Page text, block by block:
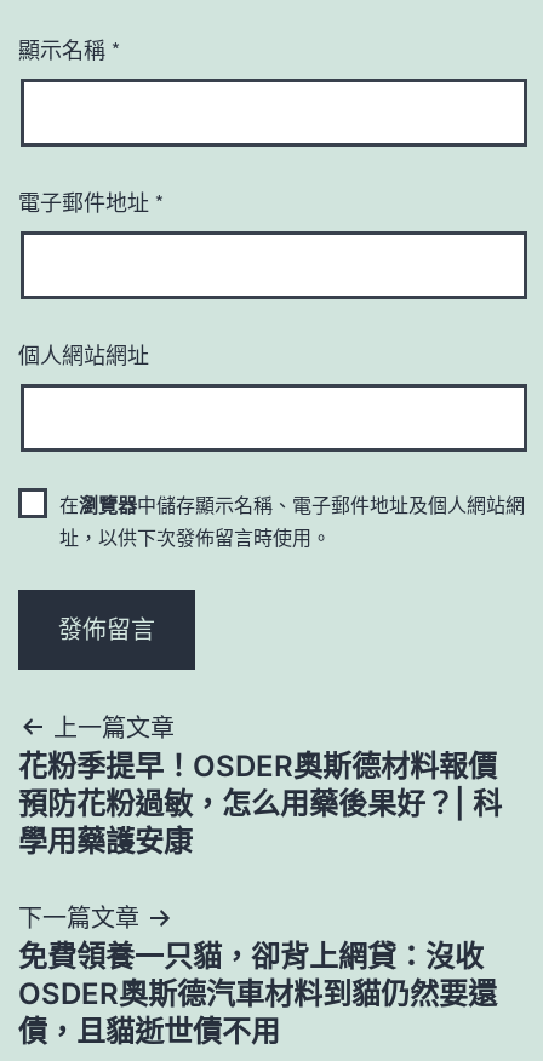
顯示名稱 *
電子郵件地址 *
個人網站網址
在瀏覽器中儲存顯示名稱、電子郵件地址及個人網站網
址，以供下次發佈留言時使用。
文
章
導
覽
上一篇文章
花粉季提早！OSDER奧斯德材料報價
預防花粉過敏，怎么用藥後果好？| 科
學用藥護安康
下一篇文章
免費領養一只貓，卻背上網貸：沒收
OSDER奧斯德汽車材料到貓仍然要還
債，且貓逝世債不用